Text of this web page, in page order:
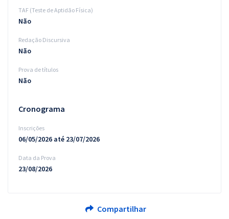
TAF (Teste de Aptidão Física)
Não
Redação Discursiva
Não
Prova de títulos
Não
Cronograma
Inscrições
06/05/2026 até 23/07/2026
Data da Prova
23/08/2026
Compartilhar